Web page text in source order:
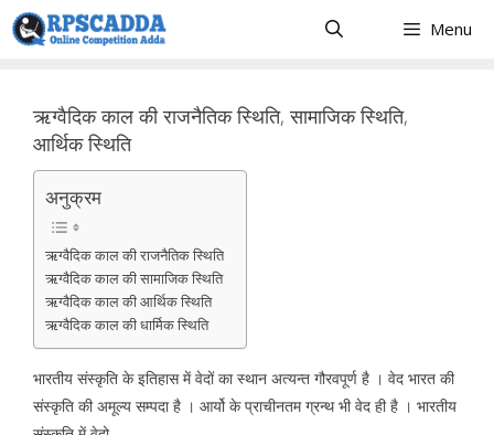
Skip
to
Menu
ऋग्वैदिक काल की राजनैतिक स्थिति, सामाजिक स्थिति,
आर्थिक स्थिति
अनुक्रम
ऋग्वैदिक काल की राजनैतिक स्थिति
ऋग्वैदिक काल की सामाजिक स्थिति
ऋग्वैदिक काल की आर्थिक स्थिति
ऋग्वैदिक काल की धार्मिक स्थिति
भारतीय संस्कृति के इतिहास में वेदों का स्थान अत्यन्त गौरवपूर्ण है । वेद भारत की
संस्कृति की अमूल्य सम्पदा है । आर्यो के प्राचीनतम ग्रन्थ भी वेद ही है । भारतीय